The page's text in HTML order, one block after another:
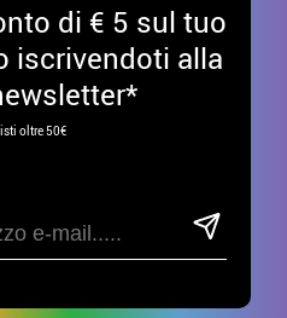
di € 5 sul tuo
iscrivendoti alla
oltre 50€